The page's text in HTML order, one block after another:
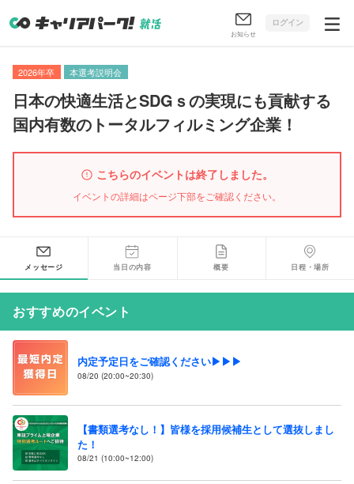
お知らせ
ログイン
2026年卒 本選考説明会
日本の快適生活とSDGｓの実現にも貢献する
国内有数のトータルフィルミング企業！
こちらのイベントは終了しました。
イベントの詳細はページ下部をご確認ください。
メッセージ 当日の内容 概要 日程・場所
おすすめのイベント
内定予定日をご確認ください▶▶▶
08/20 (20:00~20:30)
【書類選考なし！】皆様を採用候補生として選抜しまし
た！
08/21 (10:00~12:00)